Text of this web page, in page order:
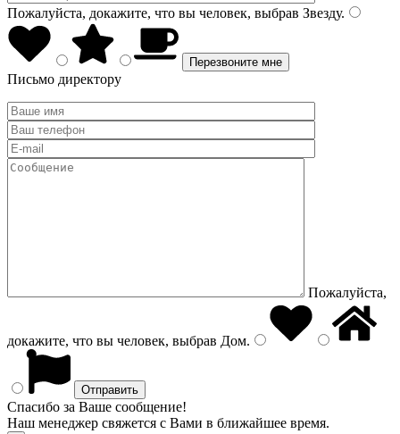
Пожалуйста, докажите, что вы человек, выбрав Звезду.
Письмо директору
Пожалуйста,
докажите, что вы человек, выбрав Дом.
Спасибо за Ваше сообщение!
Наш менеджер свяжется с Вами в ближайшее время.